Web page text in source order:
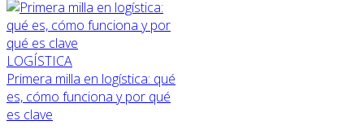
LOGÍSTICA
Primera milla en logística: qué
es, cómo funciona y por qué
es clave